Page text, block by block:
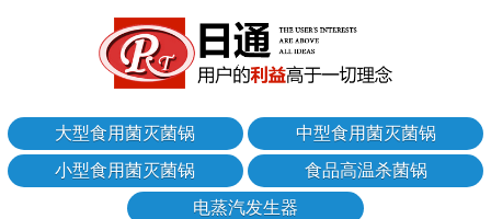
大型食用菌灭菌锅
中型食用菌灭菌锅
小型食用菌灭菌锅
食品高温杀菌锅
电蒸汽发生器